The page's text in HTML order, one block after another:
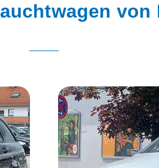
von